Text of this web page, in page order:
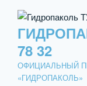
содержимому
78 32
ОФИЦИАЛЬНЫЙ
«ГИДРОПАКОЛЬ»